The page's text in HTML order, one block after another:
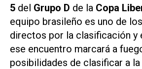
5 del Grupo D de la Copa
equipo brasileño es uno de
directos por la clasificación y
ese encuentro marcará a
posibilidades de clasificar a